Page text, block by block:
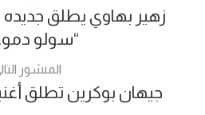
زهير بهاوي يطلق جديده
“سولو
المنشور
جيهان بوكرين تطلق